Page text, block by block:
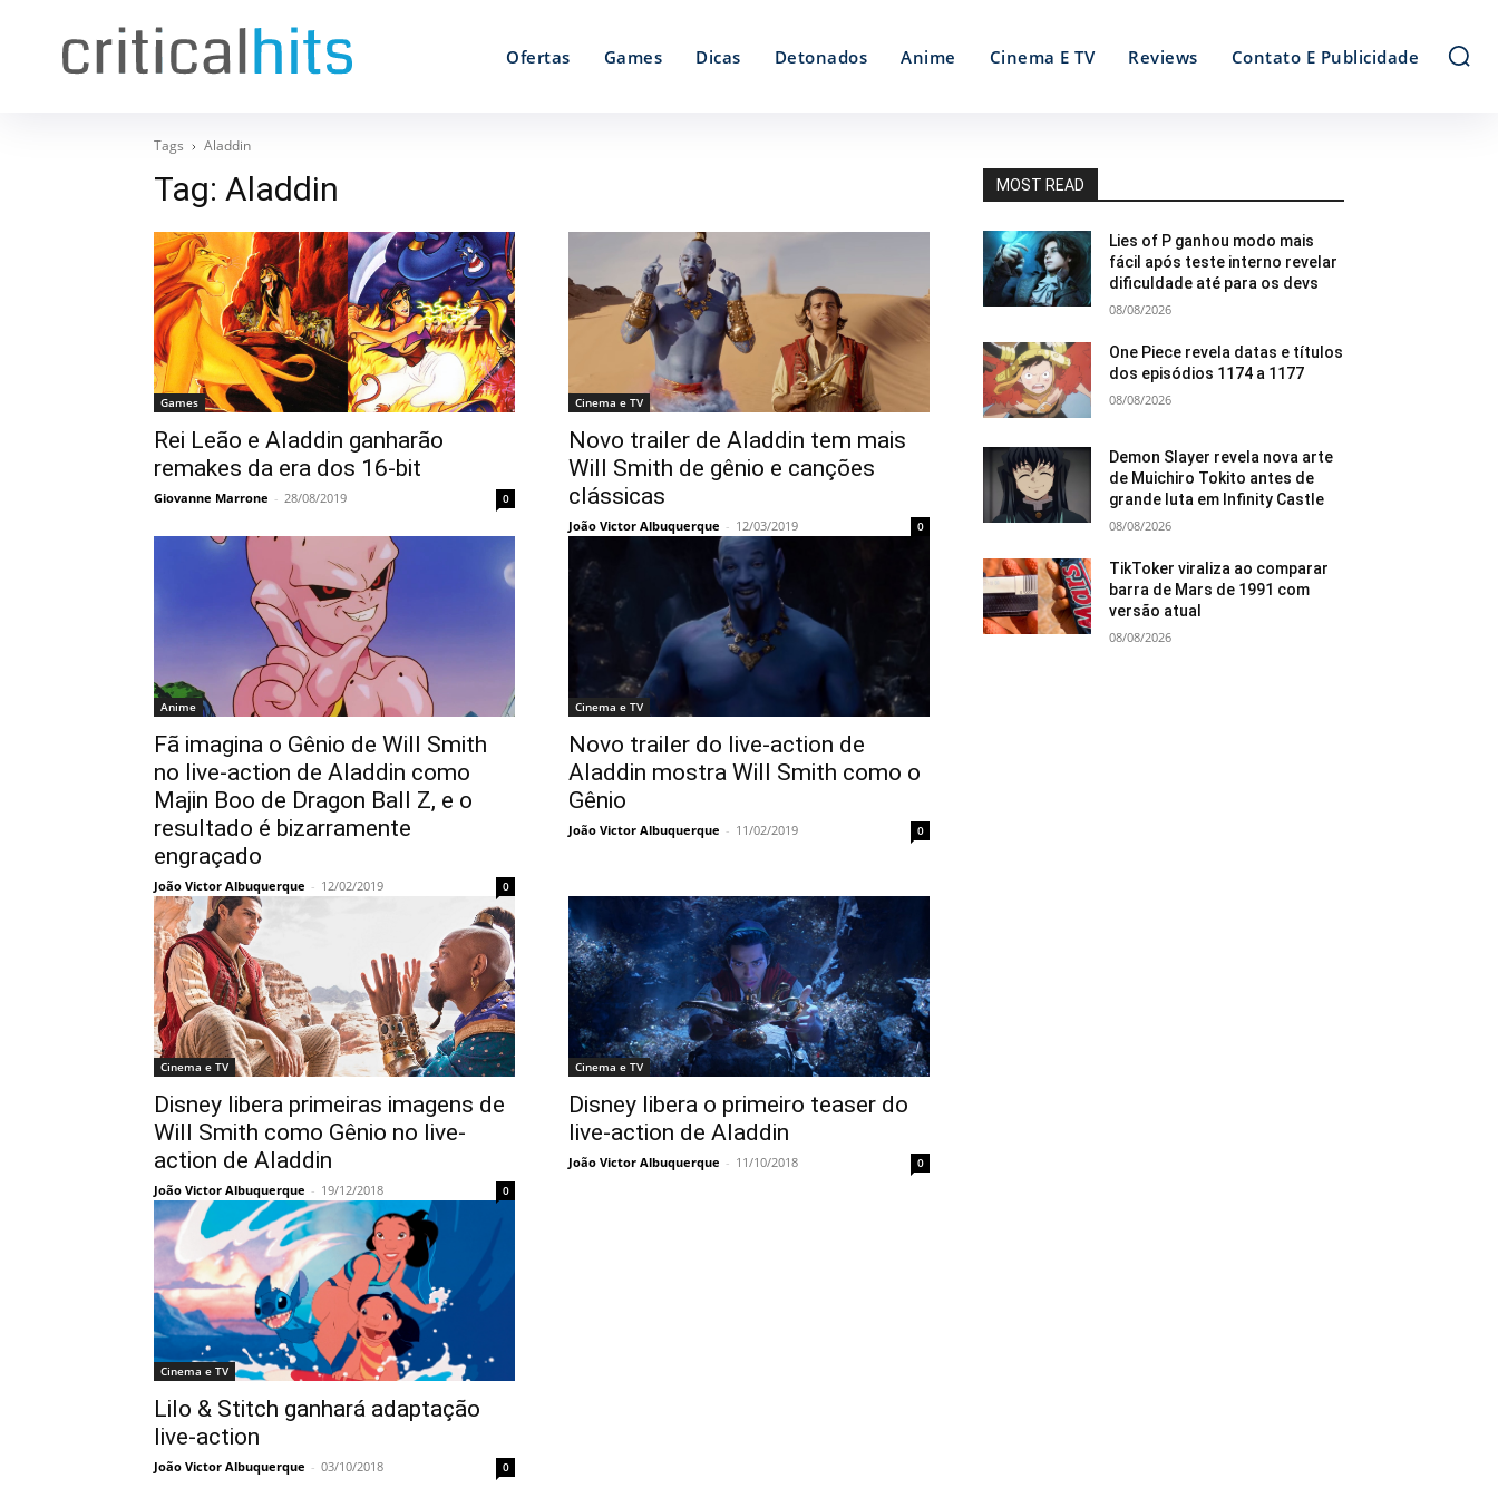
Ofertas Games Dicas Detonados Anime Cinema E TV Reviews Contato E Publicidade
Tags Aladdin
Tag: Aladdin
Games
Rei Leão e Aladdin ganharão
remakes da era dos 16-bit
Giovanne Marrone - 28/08/2019 0
Cinema e TV
Novo trailer de Aladdin tem mais
Will Smith de gênio e canções
clássicas
João Victor Albuquerque - 12/03/2019 0
Anime
Fã imagina o Gênio de Will Smith
no live-action de Aladdin como
Majin Boo de Dragon Ball Z, e o
resultado é bizarramente
engraçado
João Victor Albuquerque - 12/02/2019 0
Cinema e TV
Novo trailer do live-action de
Aladdin mostra Will Smith como o
Gênio
João Victor Albuquerque - 11/02/2019 0
Cinema e TV
Disney libera primeiras imagens de
Will Smith como Gênio no live-
action de Aladdin
João Victor Albuquerque - 19/12/2018 0
Cinema e TV
Disney libera o primeiro teaser do
live-action de Aladdin
João Victor Albuquerque - 11/10/2018 0
Cinema e TV
Lilo & Stitch ganhará adaptação
live-action
João Victor Albuquerque - 03/10/2018 0
MOST READ
Lies of P ganhou modo mais
fácil após teste interno revelar
dificuldade até para os devs
08/08/2026
One Piece revela datas e títulos
dos episódios 1174 a 1177
08/08/2026
Demon Slayer revela nova arte
de Muichiro Tokito antes de
grande luta em Infinity Castle
08/08/2026
TikToker viraliza ao comparar
barra de Mars de 1991 com
versão atual
08/08/2026